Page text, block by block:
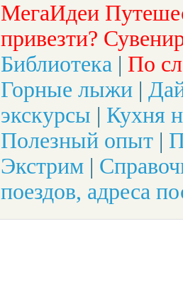
МегаИдеи
привезти?
Библиотека | По
Горные лыжи |
экскурсы | Кухня
Полезный опыт |
Экстрим |
поездов, адреса